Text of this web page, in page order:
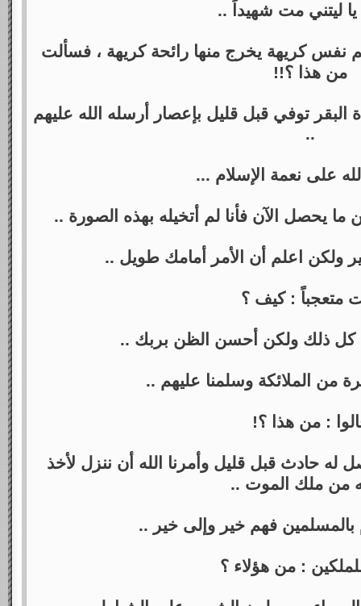
ليتني مت شهيداً ..
نفس كريهة يخرج منها رائحة كريهة ، فسألت
من هذا ؟!!
توفي قبل قليل بإعصار أرسله الله عليهم
..
على نعمة الإسلام ...
يحصل الآن فأنا لم أتخيله بهذه الصورة ..
ولكن اعلم أن الأمر أمامك طويل ..
متعجباً : كيف ؟
كل ذلك ولكن أحسن الظن بربك ..
من الملائكة وسلمنا عليهم ..
: من هذا ؟!
حادث قبل قليل وأمرنا الله أن ننزل لأخذ
من ملك الموت ..
بالمسلمين فهم خير وإلى خير ..
: من هؤلاء ؟